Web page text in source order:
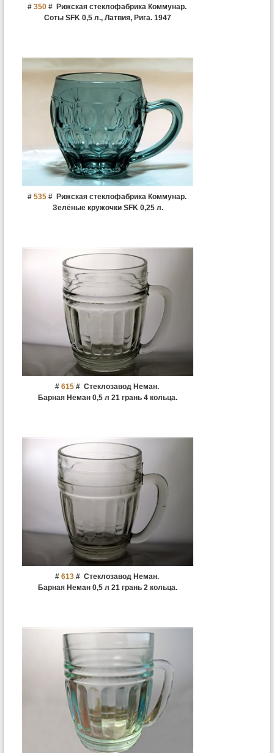
# 350#
Рижская стеклофабрика Коммунар.
Соты SFK 0,5 л., Латвия, Рига. 1947
# 535#
Рижская стеклофабрика Коммунар.
Зелёные кружочки SFK 0,25 л.
# 615# Стеклозавод Неман.
Барная Неман 0,5 л 21 грань 4 кольца.
# 613# Стеклозавод Неман.
Барная Неман 0,5 л 21 грань 2 кольца.